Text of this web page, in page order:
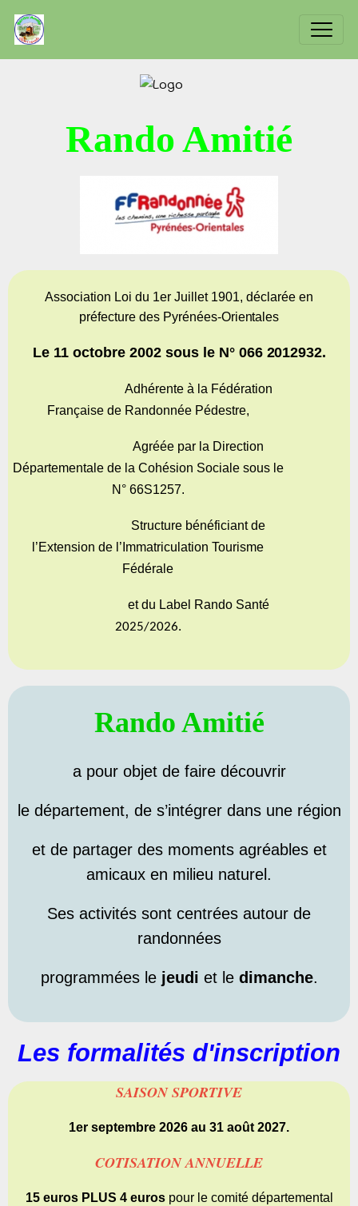
Rando Amitié
Association Loi du 1er Juillet 1901, déclarée en
préfecture des Pyrénées-Orientales
Le 11 octobre 2002 sous le N° 066 2012932.
Adhérente à la Fédération
Française de Randonnée Pédestre,
Agréée par la Direction
Départementale de la Cohésion Sociale sous le
N° 66S1257.
Structure bénéficiant de
l’Extension de l’Immatriculation Tourisme
Fédérale
et du Label Rando Santé
2025/2026.
Rando Amitié
a pour objet de faire découvrir
le département, de s’intégrer dans une région
et de partager des moments agréables et
amicaux en milieu naturel.
Ses activités sont centrées autour de
randonnées
programmées le jeudi et le dimanche.
Les formalités d'inscription
SAISON SPORTIVE
1er septembre 2026 au 31 août 2027.
COTISATION ANNUELLE
15 euros PLUS 4 eurospour le comité départemental